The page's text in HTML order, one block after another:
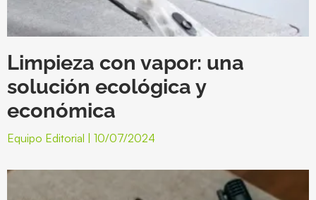
Limpieza con vapor: una
solución ecológica y
económica
Equipo Editorial 10/07/2024